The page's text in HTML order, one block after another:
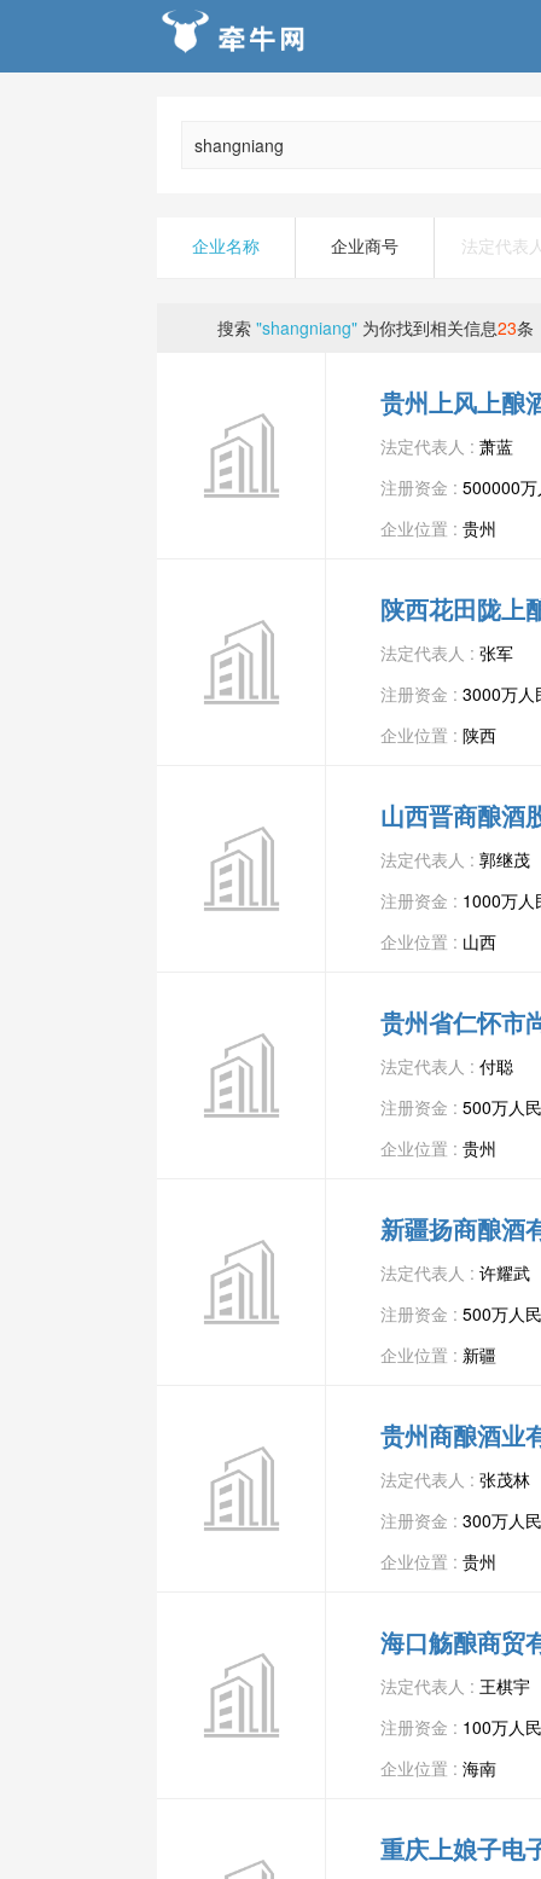
企业名称 企业商号 法定代表
搜索 "shangniang" 为你找到相关信息23条
贵州上风上酿
法定代表人 : 萧蓝
注册资金 : 500000
企业位置 : 贵州
陕西花田陇上
法定代表人 : 张军
注册资金 : 3000万人
企业位置 : 陕西
山西晋商酿酒
法定代表人 : 郭继茂
注册资金 : 1000万人
企业位置 : 山西
贵州省仁怀市
法定代表人 : 付聪
注册资金 : 500万人
企业位置 : 贵州
新疆扬商酿酒
法定代表人 : 许耀武
注册资金 : 500万人
企业位置 : 新疆
贵州商酿酒业
法定代表人 : 张茂林
注册资金 : 300万人
企业位置 : 贵州
海口觞酿商贸
法定代表人 : 王棋宇
注册资金 : 100万人
企业位置 : 海南
重庆上娘子电